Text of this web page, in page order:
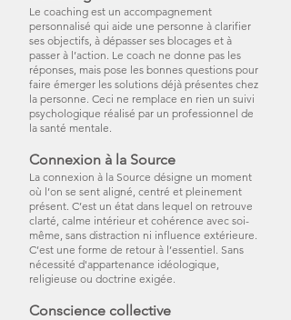
Le coaching est un accompagnement
personnalisé qui aide une personne à clarifier
ses objectifs, à dépasser ses blocages et à
passer à l’action. Le coach ne donne pas les
réponses, mais pose les bonnes questions pour
faire émerger les solutions déjà présentes chez
la personne. Ceci ne remplace en rien un suivi
psychologique réalisé par un professionnel de
la santé mentale.
Connexion à la Source
La connexion à la Source désigne un moment
où l’on se sent aligné, centré et pleinement
présent. C’est un état dans lequel on retrouve
clarté, calme intérieur et cohérence avec soi-
même, sans distraction ni influence extérieure.
C’est une forme de retour à l’essentiel. Sans
nécessité d'appartenance idéologique,
religieuse ou doctrine exigée.
Conscience collective